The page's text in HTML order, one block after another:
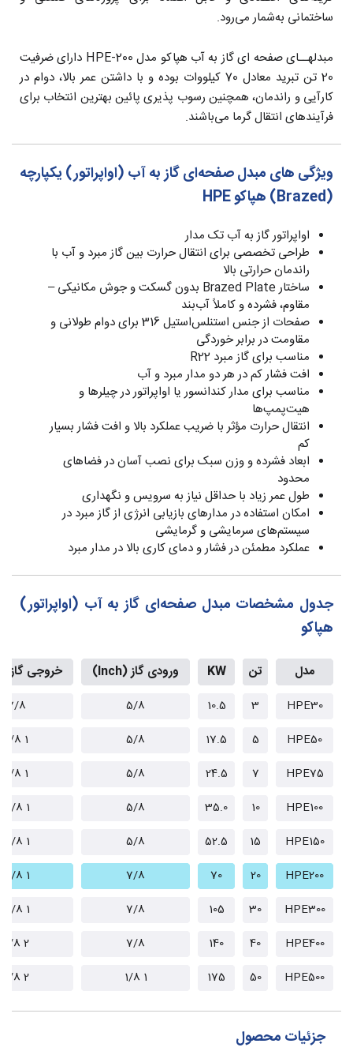
ساختمانی به‌شمار می‌رود.
مبدلهــای صفحه ای گاز به آب هپاکو مدل HPE-200 دارای ضرفیت
20 تن تبرید معادل 70 کیلووات بوده و با داشتن عمر بالا، دوام در
کارآیی و راندمان، همچنین رسوب پذیری پائین بهترین انتخاب برای
فرآیندهای انتقال گرما می‌باشند.
ویژگی های مبدل صفحه‌ای گاز به آب (اواپراتور) یکپارچه
(Brazed) هپاکو HPE
اواپراتور گاز به آب تک مدار
طراحی تخصصی برای انتقال حرارت بین گاز مبرد و آب با
راندمان حرارتی بالا
ساختار Brazed Plate بدون گسکت و جوش مکانیکی –
مقاوم، فشرده و کاملاً آب‌بند
صفحات از جنس استنلس‌استیل 316 برای دوام طولانی و
مقاومت در برابر خوردگی
مناسب برای گاز مبرد R22
افت فشار کم در هر دو مدار مبرد و آب
مناسب برای مدار کندانسور یا اواپراتور در چیلرها و
هیت‌پمپ‌ها
انتقال حرارت مؤثر با ضریب عملکرد بالا و افت فشار بسیار
کم
ابعاد فشرده و وزن سبک برای نصب آسان در فضاهای
محدود
طول عمر زیاد با حداقل نیاز به سرویس و نگهداری
امکان استفاده در مدارهای بازیابی انرژی از گاز مبرد در
سیستم‌های سرمایشی و گرمایشی
عملکرد مطمئن در فشار و دمای کاری بالا در مدار مبرد
جدول مشخصات مبدل صفحه‌ای گاز به آب (اواپراتور)
هپاکو
مدل تن KW ورودی گاز (Inch) خروجی گاز (Inch)
HPE30
3
10.5
5/8
7/8
HPE50
5
17.5
5/8
1 1/8
HPE75
7
24.5
5/8
1 1/8
HPE100
10
35.0
5/8
1 3/8
HPE150
15
52.5
5/8
1 3/8
HPE200
20
70
7/8
1 5/8
HPE300
30
105
7/8
1 5/8
HPE400
40
140
7/8
2 1/8
HPE500
50
175
1 1/8
2 1/8
جزئیات محصول